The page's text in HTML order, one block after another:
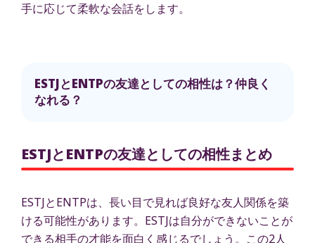
手に応じて柔軟な会話をします。
ESTJとENTPの友達としての相性は？仲良く
なれる？
ESTJとENTPの友達としての相性まとめ
ESTJとENTPは、長い目で見れば良好な友人関係を築
ける可能性があります。ESTJは自分ができないことが
できる相手の才能を面白く感じるでしょう。この2人